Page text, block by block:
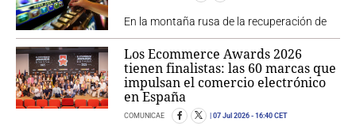
En la montaña rusa de la recuperación de
Los Ecommerce Awards 2026
tienen finalistas: las 60 marcas que
impulsan el comercio electrónico
en España
COMUNICAE 07 Jul 2026 - 16:40 CET